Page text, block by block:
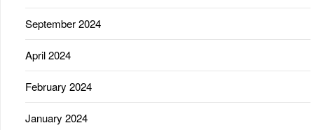
September 2024
April 2024
February 2024
January 2024